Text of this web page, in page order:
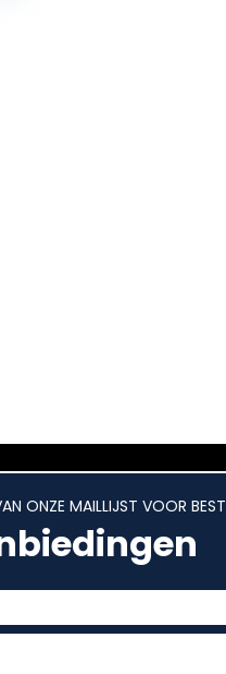
ONZE MAILLIJST VOOR BEST